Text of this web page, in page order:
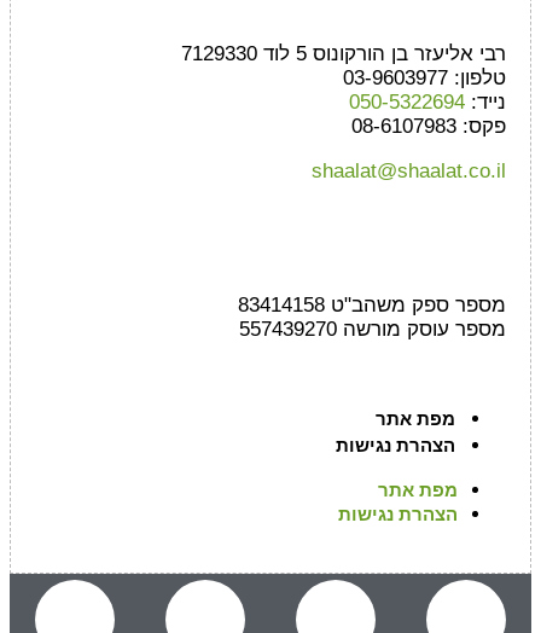
רבי אליעזר בן הורקונוס 5 לוד 7129330
טלפון: 03-9603977
נייד: 050-5322694
פקס: 08-6107983
shaalat@shaalat.co.il
מספר ספק משהב"ט 83414158
מספר עוסק מורשה 557439270
מפת אתר
הצהרת נגישות
מפת אתר
הצהרת נגישות